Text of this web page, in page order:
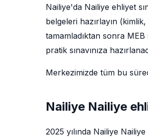
Nailiye'da Nailiye ehliyet
belgeleri hazırlayın
tamamladıktan sonra MEB
pratik sınavınıza
Merkezimizde tüm bu
Nailiye Nailiye
2025 yılında Nailiye